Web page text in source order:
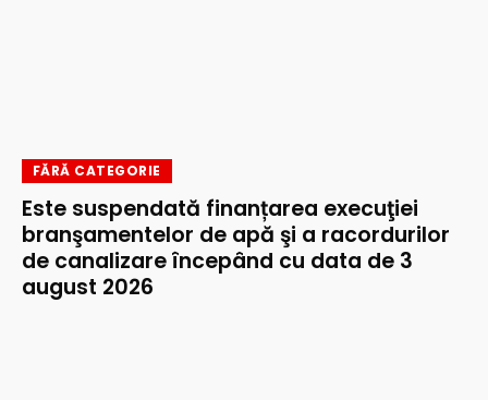
FĂRĂ CATEGORIE
Este suspendată finanțarea execuţiei
branşamentelor de apă şi a racordurilor
de canalizare începând cu data de 3
august 2026